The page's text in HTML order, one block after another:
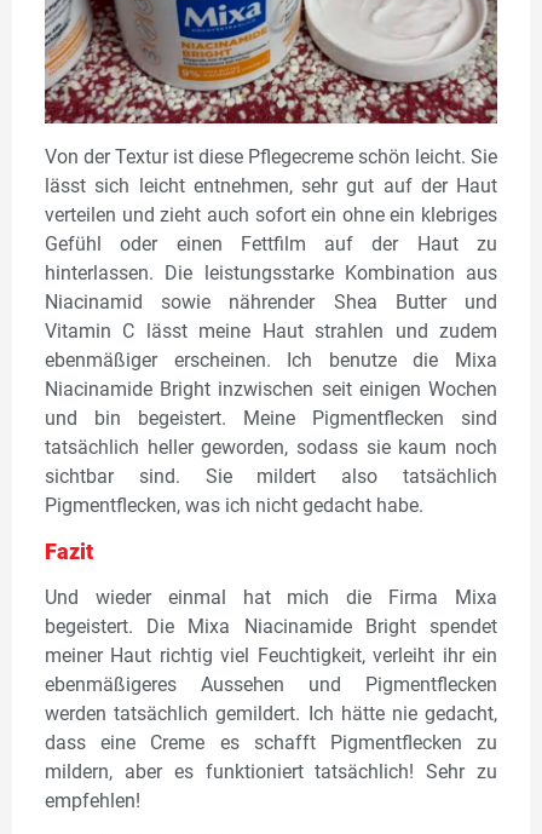
Von der Textur ist diese Pflegecreme schön leicht. Sie
lässt sich leicht entnehmen, sehr gut auf der Haut
verteilen und zieht auch sofort ein ohne ein klebriges
Gefühl oder einen Fettfilm auf der Haut zu
hinterlassen. Die leistungsstarke Kombination aus
Niacinamid sowie nährender Shea Butter und
Vitamin C lässt meine Haut strahlen und zudem
ebenmäßiger erscheinen. Ich benutze die Mixa
Niacinamide Bright inzwischen seit einigen Wochen
und bin begeistert. Meine Pigmentflecken sind
tatsächlich heller geworden, sodass sie kaum noch
sichtbar sind. Sie mildert also tatsächlich
Pigmentflecken, was ich nicht gedacht habe.
Fazit
Und wieder einmal hat mich die Firma Mixa
begeistert. Die Mixa Niacinamide Bright spendet
meiner Haut richtig viel Feuchtigkeit, verleiht ihr ein
ebenmäßigeres Aussehen und Pigmentflecken
werden tatsächlich gemildert. Ich hätte nie gedacht,
dass eine Creme es schafft Pigmentflecken zu
mildern, aber es funktioniert tatsächlich! Sehr zu
empfehlen!